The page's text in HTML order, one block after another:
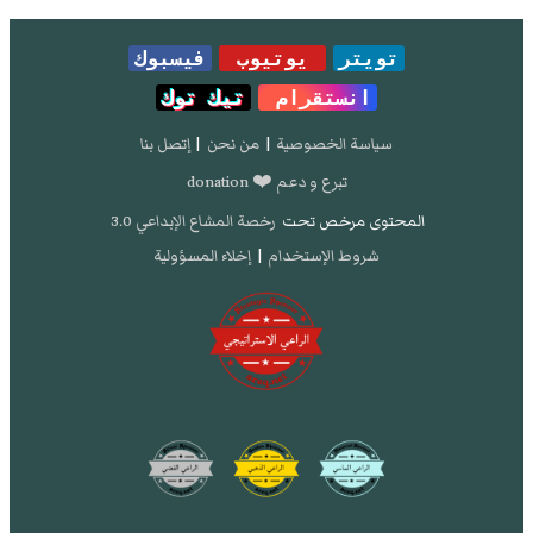
تويتر يوتيوب
فيسبوك
انستقرام
تيك توك
سياسة الخصوصية | من نحن | إتصل بنا
تبرع و دعم ❤️ donation
المحتوى مرخص تحت رخصة المشاع الإبداعي 3.0
شروط الإستخدام | إخلاء المسؤولية